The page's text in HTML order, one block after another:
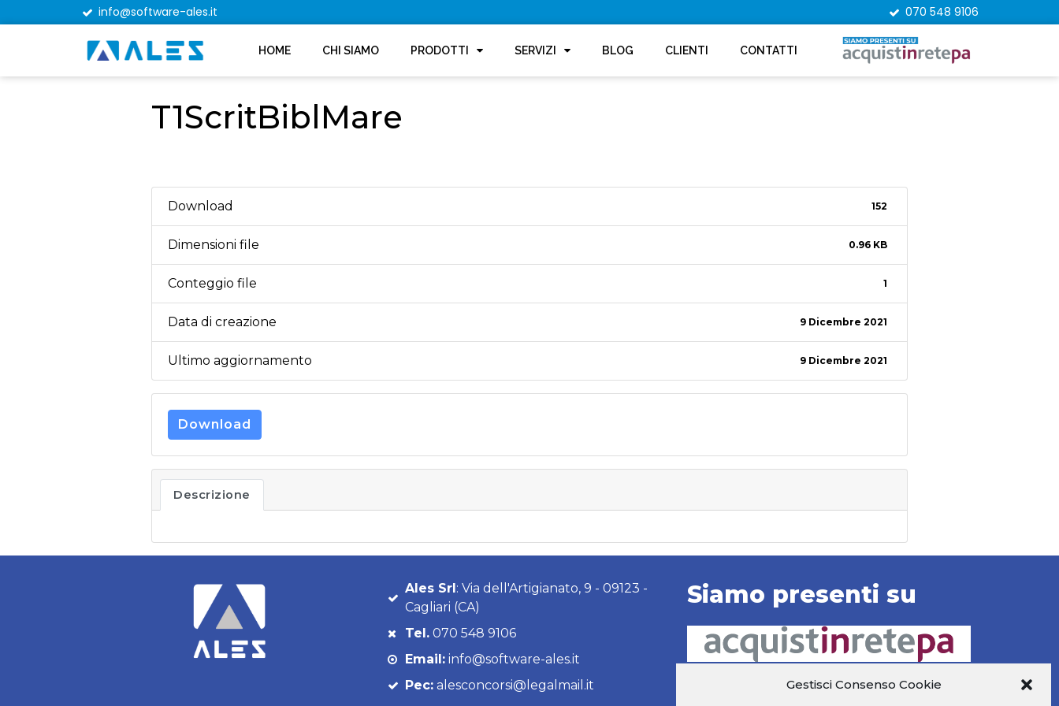
Gestisci Consenso Cookie
info@software-ales.it 070 548 9106
HOME CHI SIAMO PRODOTTI SERVIZI BLOG CLIENTI CONTATTI
T1ScritBiblMare
Download 152
Dimensioni file 0.96 KB
Conteggio file 1
Data di creazione 9 Dicembre 2021
Ultimo aggiornamento 9 Dicembre 2021
Download
Descrizione
Ales Srl: Via dell'Artigianato, 9 - 09123 -
Cagliari (CA)
Tel. 070 548 9106
Email: info@software-ales.it
Pec: alesconcorsi@legalmail.it
Siamo presenti su